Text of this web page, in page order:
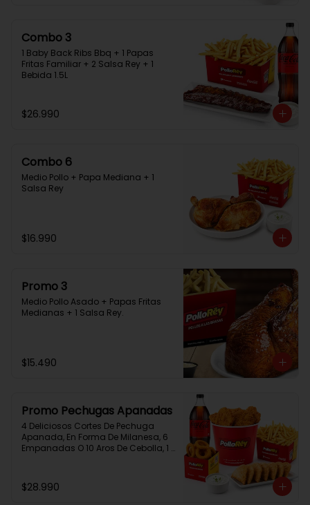
Combo 3
1 Baby Back Ribs Bbq + 1 Papas
Fritas Familiar + 2 Salsa Rey + 1
Bebida 1.5L
$26.990
Combo 6
Medio Pollo + Papa Mediana + 1
Salsa Rey
$16.990
Promo 3
Medio Pollo Asado + Papas Fritas
Medianas + 1 Salsa Rey.
$15.490
Promo Pechugas Apanadas
4 Deliciosos Cortes De Pechuga
Apanada, En Forma De Milanesa, 6
Empanadas O 10 Aros De Cebolla, 1
$28.990